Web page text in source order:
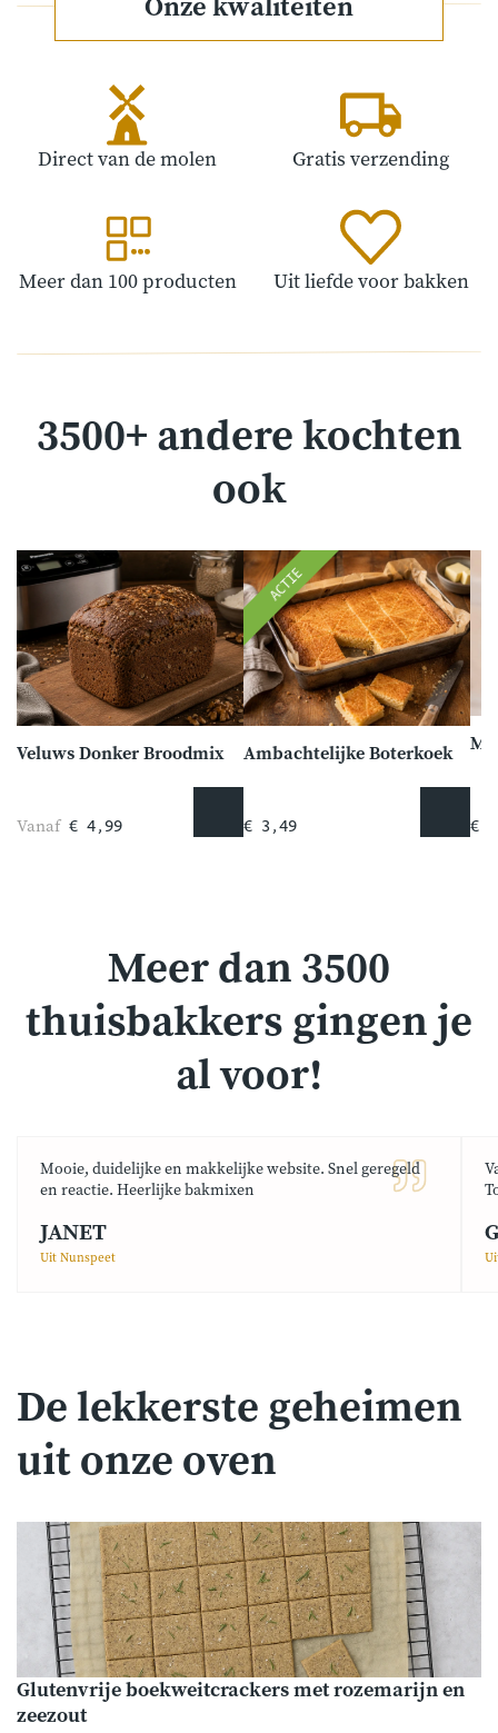
Onze kwaliteiten
Direct van de molen Gratis verzending
Meer dan 100 producten Uit liefde voor bakken
3500+ andere kochten
ook
Veluws Donker Broodmix
Vanaf € 4,99
ACTIE
Ambachtelijke Boterkoek
€ 3,49 €
Meer dan 3500
thuisbakkers gingen je
al voor!
Mooie, duidelijke en makkelijke website. Snel geregeld
en reactie. Heerlijke bakmixen
JANET
Uit Nunspeet
De lekkerste geheimen
uit onze oven
Glutenvrije boekweitcrackers met rozemarijn en
zeezout